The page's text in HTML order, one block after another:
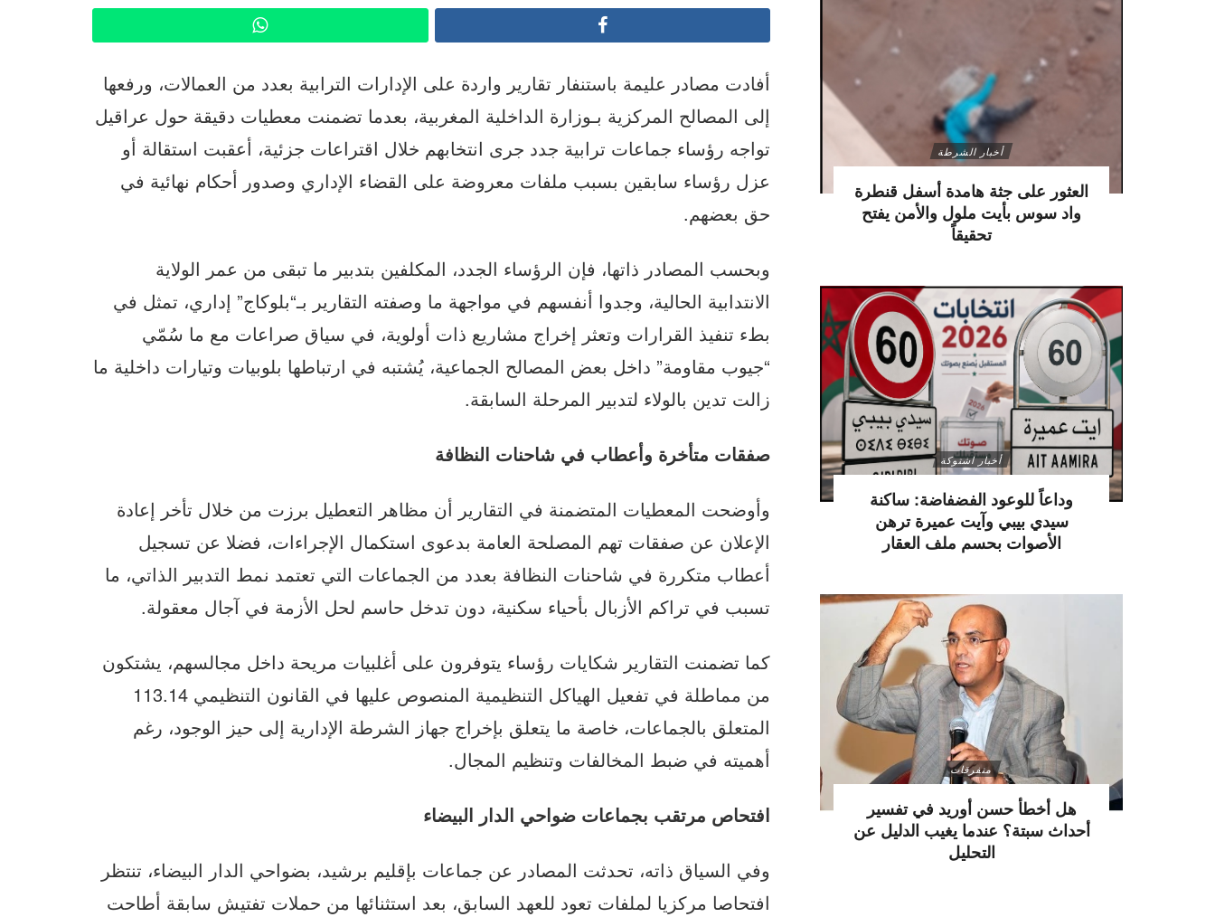
أفادت مصادر عليمة باستنفار تقارير واردة على الإدارات الترابية بعدد من العمالات، ورفعها
إلى المصالح المركزية بـوزارة الداخلية المغربية، بعدما تضمنت معطيات دقيقة حول عراقيل
تواجه رؤساء جماعات ترابية جدد جرى انتخابهم خلال اقتراعات جزئية، أعقبت استقالة أو
عزل رؤساء سابقين بسبب ملفات معروضة على القضاء الإداري وصدور أحكام نهائية في
حق بعضهم.
وبحسب المصادر ذاتها، فإن الرؤساء الجدد، المكلفين بتدبير ما تبقى من عمر الولاية
الانتدابية الحالية، وجدوا أنفسهم في مواجهة ما وصفته التقارير بـ“بلوكاج” إداري، تمثل في
بطء تنفيذ القرارات وتعثر إخراج مشاريع ذات أولوية، في سياق صراعات مع ما سُمّي
“جيوب مقاومة” داخل بعض المصالح الجماعية، يُشتبه في ارتباطها بلوبيات وتيارات داخلية ما
زالت تدين بالولاء لتدبير المرحلة السابقة.
صفقات متأخرة وأعطاب في شاحنات النظافة
وأوضحت المعطيات المتضمنة في التقارير أن مظاهر التعطيل برزت من خلال تأخر إعادة
الإعلان عن صفقات تهم المصلحة العامة بدعوى استكمال الإجراءات، فضلا عن تسجيل
أعطاب متكررة في شاحنات النظافة بعدد من الجماعات التي تعتمد نمط التدبير الذاتي، ما
تسبب في تراكم الأزبال بأحياء سكنية، دون تدخل حاسم لحل الأزمة في آجال معقولة.
كما تضمنت التقارير شكايات رؤساء يتوفرون على أغلبيات مريحة داخل مجالسهم، يشتكون
من مماطلة في تفعيل الهياكل التنظيمية المنصوص عليها في القانون التنظيمي 113.14
المتعلق بالجماعات، خاصة ما يتعلق بإخراج جهاز الشرطة الإدارية إلى حيز الوجود، رغم
أهميته في ضبط المخالفات وتنظيم المجال.
افتحاص مرتقب بجماعات ضواحي الدار البيضاء
وفي السياق ذاته، تحدثت المصادر عن جماعات بإقليم برشيد، بضواحي الدار البيضاء، تنتظر
افتحاصا مركزيا لملفات تعود للعهد السابق، بعد استثنائها من حملات تفتيش سابقة أطاحت
أخبار الشرطة
العثور على جثة هامدة أسفل قنطرة
واد سوس بأيت ملول والأمن يفتح
تحقيقاً
أخبار اشتوكة
وداعاً للوعود الفضفاضة: ساكنة
سيدي بيبي وآيت عميرة ترهن
الأصوات بحسم ملف العقار
متفرقات
هل أخطأ حسن أوريد في تفسير
أحداث سبتة؟ عندما يغيب الدليل عن
التحليل